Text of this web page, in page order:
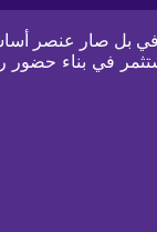
بل صار عنصر
في بناء حضور